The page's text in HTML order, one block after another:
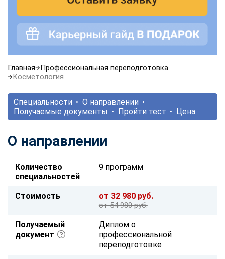
Главная
Профессиональная переподготовка
Косметология
Специальности
О направлении
Получаемые документы
Пройти тест Цена
О направлении
Количество
специальностей
9 программ
Стоимость от 32 980 руб.
от 54 980 руб.
Получаемый
документ
Диплом о
профессиональной
переподготовке